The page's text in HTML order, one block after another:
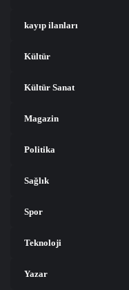
kayıp ilanları
Kültür
Kültür Sanat
Magazin
Politika
Sağlık
Spor
Teknoloji
Yazar